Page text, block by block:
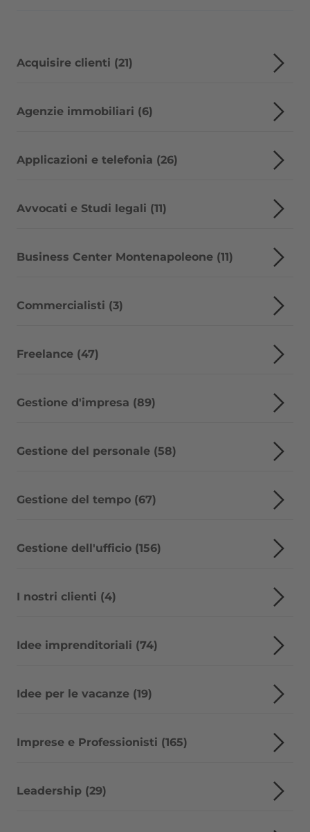
Acquisire clienti (21)
Agenzie immobiliari (6)
Applicazioni e telefonia (26)
Avvocati e Studi legali (11)
Business Center Montenapoleone (11)
Commercialisti (3)
Freelance (47)
Gestione d'impresa (89)
Gestione del personale (58)
Gestione del tempo (67)
Gestione dell'ufficio (156)
I nostri clienti (4)
Idee imprenditoriali (74)
Idee per le vacanze (19)
Imprese e Professionisti (165)
Leadership (29)